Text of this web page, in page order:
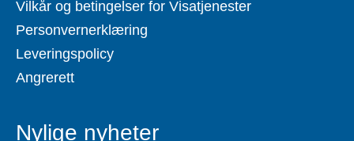
Vilkår og betingelser for Visatjenester
Personvernerklæring
Leveringspolicy
Angrerett
Nylige nyheter